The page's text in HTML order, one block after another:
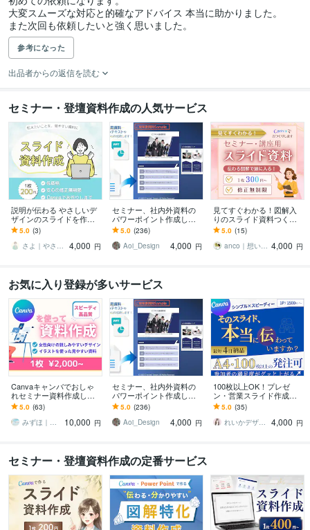
大変スムーズな対応と的確なアドバイス 本当に助かりました。
また次回も依頼したいと強く思いました。
参考になった
出品者からの返信を読む
セミナー・登壇資料作成の人気サービス
説明が伝わる やさしいデ
ザインのスライドを作り
ます 分かりやすく整理し
てCanvaで見やすい資料
に仕上げます
5.0 (3)
さよ｜やさしく伝える資料デザイナー
4,000 円
セミナー、社内外資料の
パワーポイント作成しま
す テキストをセミナー、
社内外向け資料に致しま
す！
5.0 (236)
Aoi_Design
4,000 円
見てすぐわかる！図解入
りのスライド資料つくり
ます "伝えたい"にまっす
ぐに！ 頭にスッと入る資
料作りします！
5.0 (15)
anco｜想いをかたちにするデザイン 4,000 円
お気に入り登録が多いサービス
Canvaキャンバでおしゃ
れセミナー資料作成しま
す 女性向け │ 親しみやす
い雰囲気＆わかりやすい
セミナーに
5.0 (63)
みずほ｜資料デザイナー
10,000 円
セミナー、社内外資料の
パワーポイント作成しま
す テキストをセミナー、
社内外向け資料に致しま
す！
5.0 (236)
Aoi_Design
4,000 円
100枚以上OK！プレゼ
ン・営業スライド作成し
ます Canva資料！プロの
デザイン制作技術でスピ
ード納品可能！
5.0 (35)
れいかデザイン｜営業・セミナー資料作成
4,000 円
セミナー・登壇資料作成の定番サービス